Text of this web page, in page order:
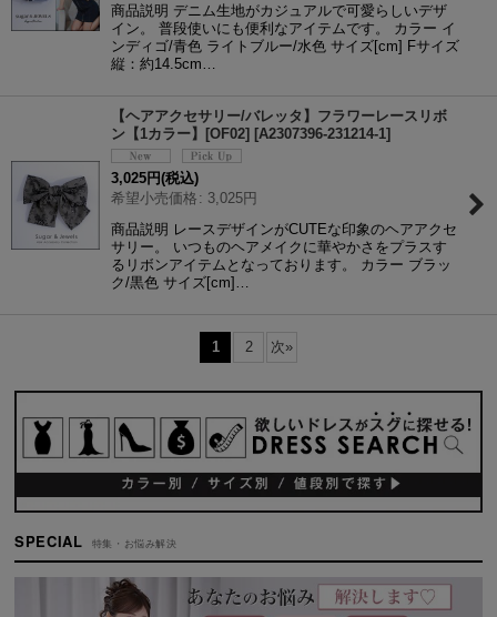
商品説明 デニム生地がカジュアルで可愛らしいデザ
イン。 普段使いにも便利なアイテムです。 カラー イ
ンディゴ/青色 ライトブルー/水色 サイズ[cm] Fサイズ
縦：約14.5cm…
【ヘアアクセサリー/バレッタ】フラワーレースリボ
ン【1カラー】[OF02] [A2307396-231214-1]
3,025 円(税込)
希望小売価格 : 3,025円
商品説明 レースデザインがCUTEな印象のヘアアクセ
サリー。 いつものヘアメイクに華やかさをプラスす
るリボンアイテムとなっております。 カラー ブラッ
ク/黒色 サイズ[cm]…
1 2 次»
SPECIAL 特集・お悩み解決